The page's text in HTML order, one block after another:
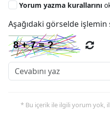
Yorum yazma kurallarını
Aşağıdaki görselde işlemin
* Bu içerik ile ilgili yorum yok,